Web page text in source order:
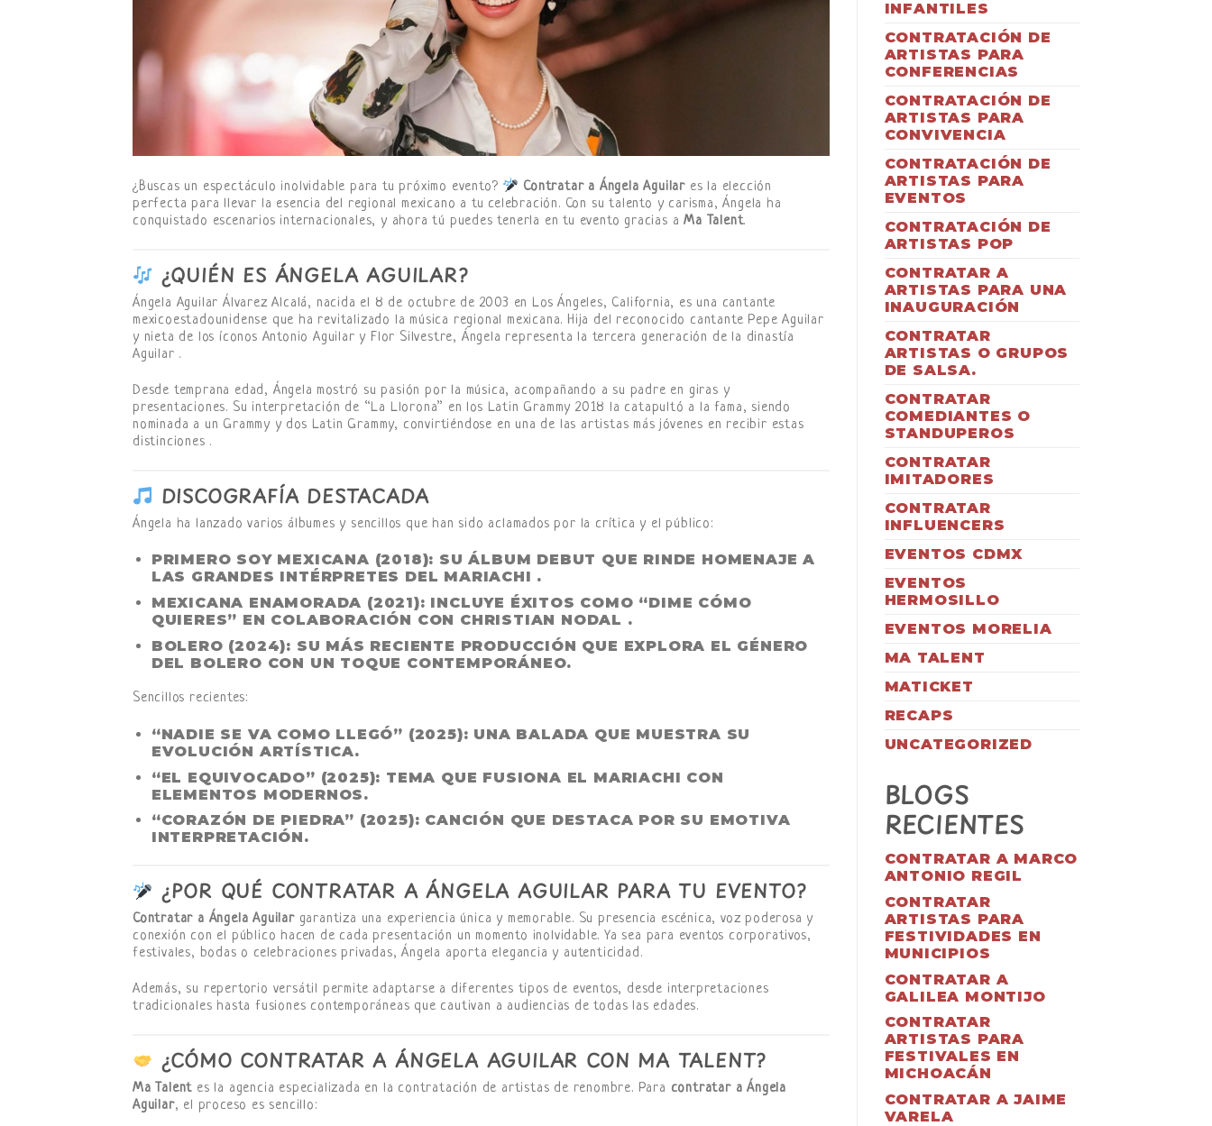
¿Buscas un espectáculo inolvidable para tu próximo evento? Contratar a Ángela Aguilar es la elección
perfecta para llevar la esencia del regional mexicano a tu celebración. Con su talento y carisma, Ángela ha
conquistado escenarios internacionales, y ahora tú puedes tenerla en tu evento gracias aMa Talent.
¿QUIÉN ES ÁNGELA AGUILAR?
Ángela Aguilar Álvarez Alcalá, nacida el 8 de octubre de 2003 en Los Ángeles, California, es una cantante
mexicoestadounidense que ha revitalizado la música regional mexicana. Hija del reconocido cantante Pepe Aguilar
y nieta de los íconos Antonio Aguilar y Flor Silvestre, Ángela representa la tercera generación de la dinastía
Aguilar .
Desde temprana edad, Ángela mostró su pasión por la música, acompañando a su padre en giras y
presentaciones. Su interpretación de “La Llorona” en los Latin Grammy 2018 la catapultó a la fama, siendo
nominada a un Grammy y dos Latin Grammy, convirtiéndose en una de las artistas más jóvenes en recibir estas
distinciones .
DISCOGRAFÍA DESTACADA
Ángela ha lanzado varios álbumes y sencillos que han sido aclamados por la crítica y el público:
PRIMERO SOY MEXICANA (2018): SU ÁLBUM DEBUT QUE RINDE HOMENAJE A
LAS GRANDES INTÉRPRETES DEL MARIACHI .
MEXICANA ENAMORADA (2021): INCLUYE ÉXITOS COMO “DIME CÓMO
QUIERES” EN COLABORACIÓN CON CHRISTIAN NODAL .
BOLERO (2024): SU MÁS RECIENTE PRODUCCIÓN QUE EXPLORA EL GÉNERO
DEL BOLERO CON UN TOQUE CONTEMPORÁNEO.
Sencillos recientes:
“NADIE SE VA COMO LLEGÓ” (2025): UNA BALADA QUE MUESTRA SU
EVOLUCIÓN ARTÍSTICA.
“EL EQUIVOCADO” (2025): TEMA QUE FUSIONA EL MARIACHI CON
ELEMENTOS MODERNOS.
“CORAZÓN DE PIEDRA” (2025): CANCIÓN QUE DESTACA POR SU EMOTIVA
INTERPRETACIÓN.
¿POR QUÉ CONTRATAR A ÁNGELA AGUILAR PARA TU EVENTO?
Contratar a Ángela Aguilargarantiza una experiencia única y memorable. Su presencia escénica, voz poderosa y
conexión con el público hacen de cada presentación un momento inolvidable. Ya sea para eventos corporativos,
festivales, bodas o celebraciones privadas, Ángela aporta elegancia y autenticidad.
Además, su repertorio versátil permite adaptarse a diferentes tipos de eventos, desde interpretaciones
tradicionales hasta fusiones contemporáneas que cautivan a audiencias de todas las edades.
¿CÓMO CONTRATAR A ÁNGELA AGUILAR CON MA TALENT?
Ma Talent es la agencia especializada en la contratación de artistas de renombre. Para contratar a Ángela
Aguilar, el proceso es sencillo:
INFANTILES
CONTRATACIÓN DE
ARTISTAS PARA
CONFERENCIAS
CONTRATACIÓN DE
ARTISTAS PARA
CONVIVENCIA
CONTRATACIÓN DE
ARTISTAS PARA
EVENTOS
CONTRATACIÓN DE
ARTISTAS POP
CONTRATAR A
ARTISTAS PARA UNA
INAUGURACIÓN
CONTRATAR
ARTISTAS O GRUPOS
DE SALSA.
CONTRATAR
COMEDIANTES O
STANDUPEROS
CONTRATAR
IMITADORES
CONTRATAR
INFLUENCERS
EVENTOS CDMX
EVENTOS
HERMOSILLO
EVENTOS MORELIA
MA TALENT
MATICKET
RECAPS
UNCATEGORIZED
BLOGS
RECIENTES
CONTRATAR A MARCO
ANTONIO REGIL
CONTRATAR
ARTISTAS PARA
FESTIVIDADES EN
MUNICIPIOS
CONTRATAR A
GALILEA MONTIJO
CONTRATAR
ARTISTAS PARA
FESTIVALES EN
MICHOACÁN
CONTRATAR A JAIME
VARELA